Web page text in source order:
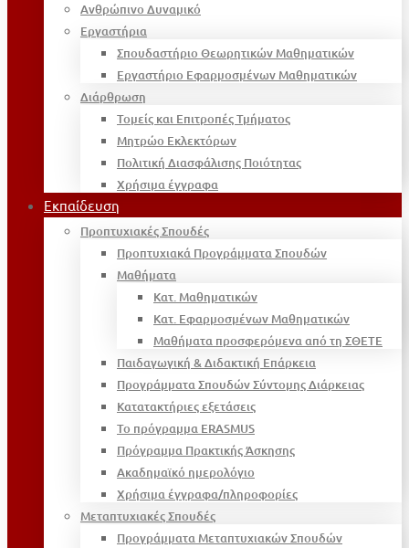
Ανθρώπινο Δυναμικό
Εργαστήρια
Σπουδαστήριο Θεωρητικών Μαθηματικών
Εργαστήριο Εφαρμοσμένων Μαθηματικών
Διάρθρωση
Τομείς και Επιτροπές Τμήματος
Μητρώο Εκλεκτόρων
Πολιτική Διασφάλισης Ποιότητας
Χρήσιμα έγγραφα
Εκπαίδευση
Προπτυχιακές Σπουδές
Προπτυχιακά Προγράμματα Σπουδών
Μαθήματα
Κατ. Μαθηματικών
Κατ. Εφαρμοσμένων Μαθηματικών
Μαθήματα προσφερόμενα από τη ΣΘΕΤΕ
Παιδαγωγική & Διδακτική Επάρκεια
Προγράμματα Σπουδών Σύντομης Διάρκειας
Κατατακτήριες εξετάσεις
Το πρόγραμμα ERASMUS
Πρόγραμμα Πρακτικής Άσκησης
Ακαδημαϊκό ημερολόγιο
Χρήσιμα έγγραφα/πληροφορίες
Μεταπτυχιακές Σπουδές
Προγράμματα Μεταπτυχιακών Σπουδών